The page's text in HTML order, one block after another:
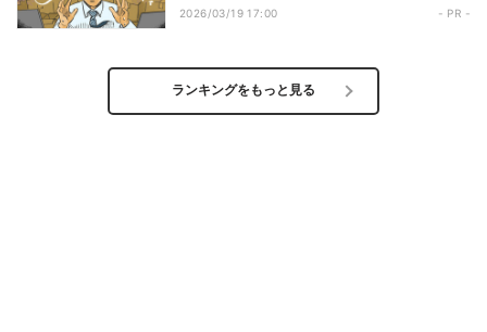
2026/03/19 17:00 - PR -
ランキングをもっと見る